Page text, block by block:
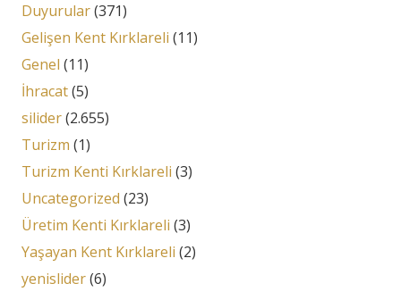
Duyurular(371)
Gelişen Kent Kırklareli (11)
Genel (11)
İhracat(5)
silider(2.655)
Turizm (1)
Turizm Kenti Kırklareli (3)
Uncategorized (23)
Üretim Kenti Kırklareli (3)
Yaşayan Kent Kırklareli (2)
yenislider(6)